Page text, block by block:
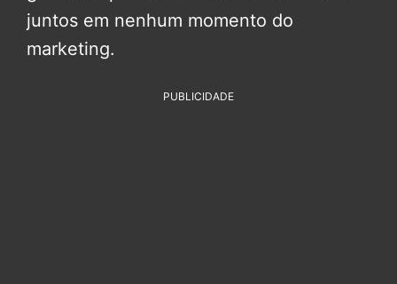
juntos em nenhum momento do
marketing.
PUBLICIDADE